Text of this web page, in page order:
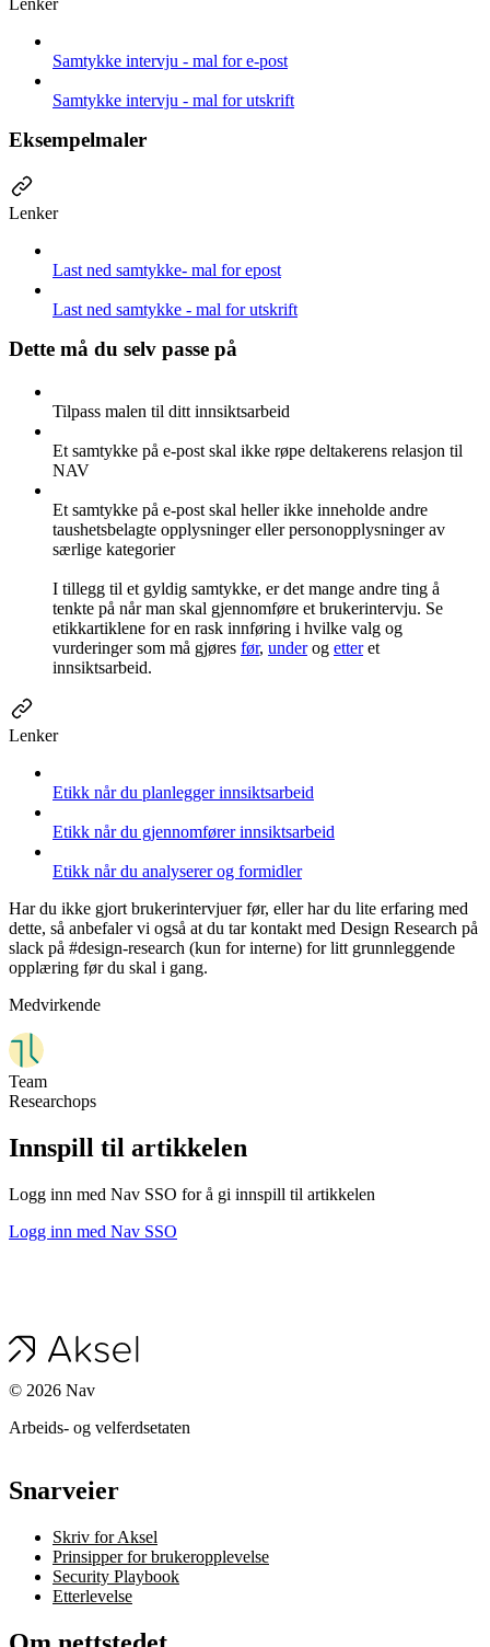
Lenker
Samtykke intervju - mal for e-post
Samtykke intervju - mal for utskrift
Eksempelmaler
Lenker
Last ned samtykke- mal for epost
Last ned samtykke - mal for utskrift
Dette må du selv passe på
Tilpass malen til ditt innsiktsarbeid
Et samtykke på e-post skal ikke røpe deltakerens relasjon til
NAV
Et samtykke på e-post skal heller ikke inneholde andre
taushetsbelagte opplysninger eller personopplysninger av
særlige kategorier
I tillegg til et gyldig samtykke, er det mange andre ting å
tenkte på når man skal gjennomføre et brukerintervju. Se
etikkartiklene for en rask innføring i hvilke valg og
vurderinger som må gjøres før, underog etteret
innsiktsarbeid.
Lenker
Etikk når du planlegger innsiktsarbeid
Etikk når du gjennomfører innsiktsarbeid
Etikk når du analyserer og formidler
Har du ikke gjort brukerintervjuer før, eller har du lite erfaring med
dette, så anbefaler vi også at du tar kontakt med Design Research på
slack på #design-research (kun for interne) for litt grunnleggende
opplæring før du skal i gang.
Medvirkende
Team
Researchops
Innspill til artikkelen
Logg inn med Nav SSO for å gi innspill til artikkelen
Logg inn med Nav SSO
© 2026 Nav
Arbeids- og velferdsetaten
Snarveier
Skriv for Aksel
Prinsipper for brukeropplevelse
Security Playbook
Etterlevelse